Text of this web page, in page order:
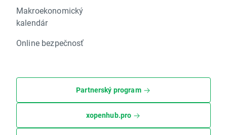
Makroekonomický
kalendár
Online bezpečnosť
Partnerský program
xopenhub.pro